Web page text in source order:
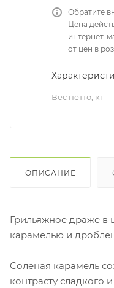
Обратите
Цена
интернет-
от цен в
Вес нетто, кг
ОПИСАНИЕ
Грильяжное драже в
карамелью и
Соленая карамель
контрасту сладкого